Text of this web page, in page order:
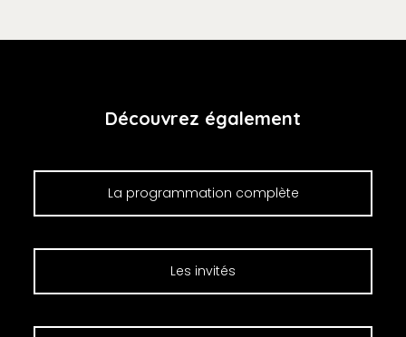
Découvrez également
La programmation complète
Les invités